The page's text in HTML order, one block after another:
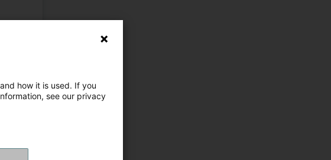
how it is used. If you
see our privacy